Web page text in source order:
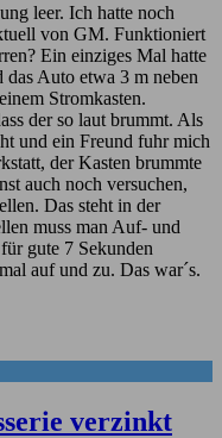
leer. Ich hatte noch
von GM. Funktioniert
Ein einziges Mal hatte
Auto etwa 3 m neben
Stromkasten.
der so laut brummt. Als
und ein Freund fuhr mich
der Kasten brummte
auch noch versuchen,
Das steht in der
muss man Auf- und
gute 7 Sekunden
auf und zu. Das war´s.
verzinkt